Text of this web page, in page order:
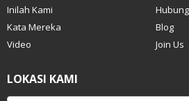
Inilah Kami
Kata Mereka
Blog
Video
Join Us
LOKASI KAMI